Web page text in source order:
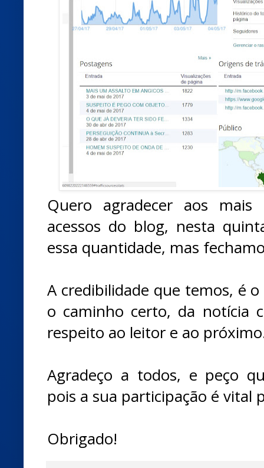
Quero agradecer aos
acessos do blog, nesta
essa quantidade, mas
A credibilidade que temos, é
o caminho certo, da notícia
respeito ao leitor e ao
Agradeço a todos, e peço
pois a sua participação é vital
Obrigado!